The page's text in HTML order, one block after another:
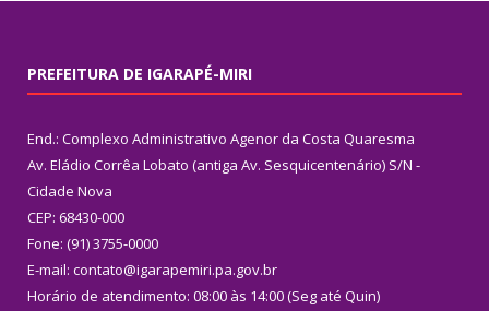
PREFEITURA DE IGARAPÉ-MIRI
End.: Complexo Administrativo Agenor da Costa Quaresma
Av. Eládio Corrêa Lobato (antiga Av. Sesquicentenário) S/N -
Cidade Nova
CEP: 68430-000
Fone: (91) 3755-0000
E-mail: contato@igarapemiri.pa.gov.br
Horário de atendimento: 08:00 às 14:00 (Seg até Quin)